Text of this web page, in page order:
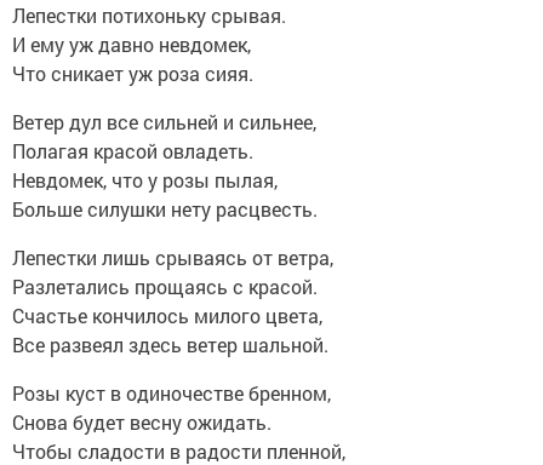
Лепестки потихоньку срывая.
И ему уж давно невдомек,
Что сникает уж роза сияя.
Ветер дул все сильней и сильнее,
Полагая красой овладеть.
Невдомек, что у розы пылая,
Больше силушки нету расцвесть.
Лепестки лишь срываясь от ветра,
Разлетались прощаясь с красой.
Счастье кончилось милого цвета,
Все развеял здесь ветер шальной.
Розы куст в одиночестве бренном,
Снова будет весну ожидать.
Чтобы сладости в радости пленной,